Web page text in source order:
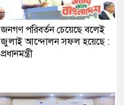
জনগণ পরিবর্তন চেয়েছে বলেই
জুলাই আন্দোলন সফল হয়েছে :
প্রধানমন্ত্রী